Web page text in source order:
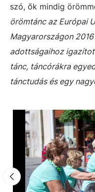
szó, ők mindig
örömtánc az Európai
Magyarországon
adottságaihoz
tánc, táncórákra
tánctudás és egy